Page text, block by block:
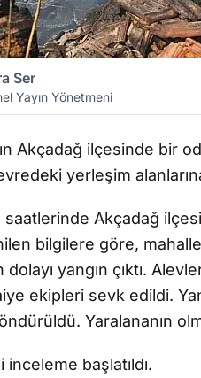
Ser
Yayın Yönetmeni
Akçadağ ilçesinde bir
yerleşim
saatlerinde Akçadağ
bilgilere göre,
yangın çıktı.
ekipleri sevk edildi.
Yaralananın
inceleme başlatıldı.